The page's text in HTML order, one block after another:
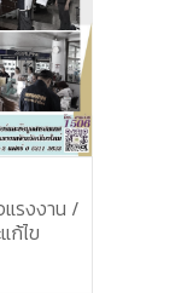
รงงาน /
ก้ไข